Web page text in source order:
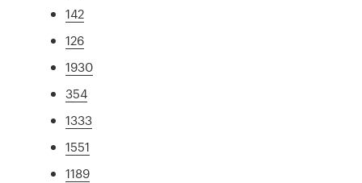
142
126
1930
354
1333
1551
1189